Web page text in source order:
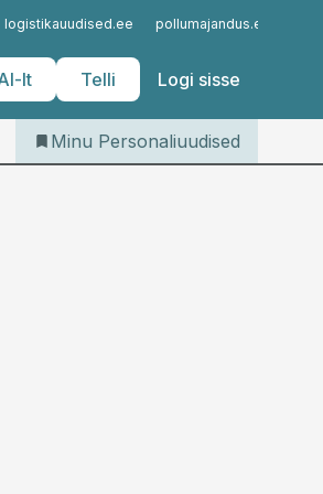
logistikauudised.ee pollumajandus.ee
lt Telli Logi sisse
Iseteenindus
Telli Personaliuudised
Minu Personaliuudised